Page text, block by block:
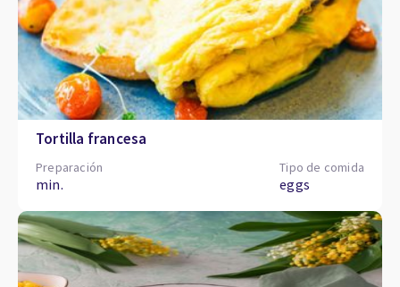
Tortilla francesa
Preparación
min.
Tipo de comida
eggs